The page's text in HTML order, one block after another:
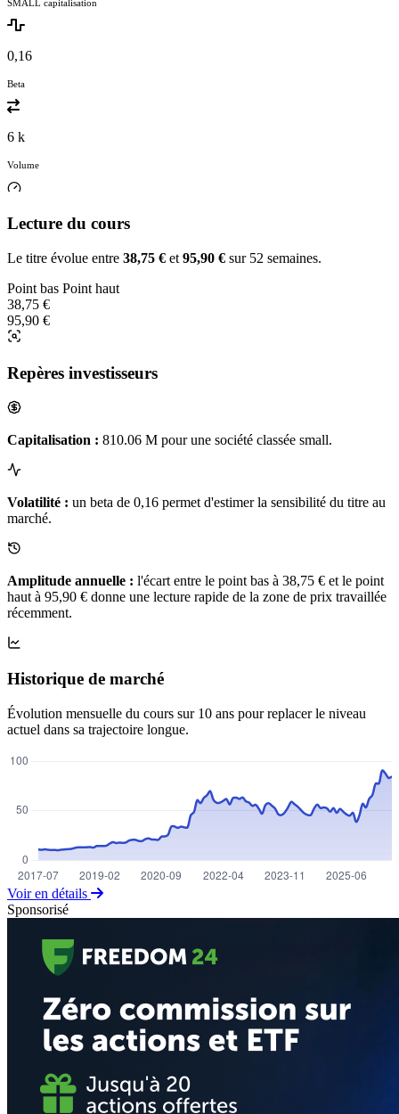
SMALL capitalisation
0,16
Beta
6 k
Volume
Lecture du cours
Le titre évolue entre 38,75 € et 95,90 € sur 52 semaines.
Point bas Point haut
38,75 €
95,90 €
Repères investisseurs
Capitalisation : 810.06 M pour une société classée small.
Volatilité : un beta de 0,16 permet d'estimer la sensibilité du titre au
marché.
Amplitude annuelle : l'écart entre le point bas à 38,75 € et le point
haut à 95,90 € donne une lecture rapide de la zone de prix travaillée
récemment.
Historique de marché
Évolution mensuelle du cours sur 10 ans pour replacer le niveau
actuel dans sa trajectoire longue.
Voir en détails
Sponsorisé